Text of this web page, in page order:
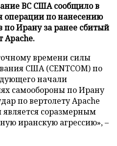
ВС США сообщило в
операции по нанесению
по Ирану за ранее сбитый
Apache.
времени силы
США (CENTCOM) по
начали
самообороны по Ирану
по вертолету Apache
соразмерным
иранскую агрессию», –